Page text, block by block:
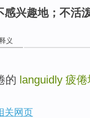
感兴趣地；不活
义
的 languidly 疲倦
关网页